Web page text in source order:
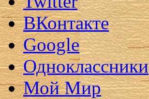
ВКонтакте
Google
Одноклассники
Мой Мир